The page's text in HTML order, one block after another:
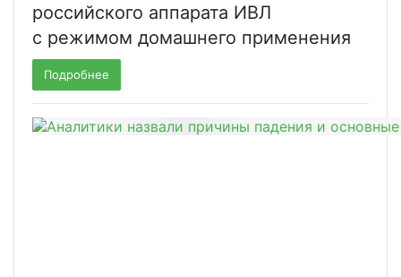
российского аппарата ИВЛ
с режимом домашнего применения
Подробнее